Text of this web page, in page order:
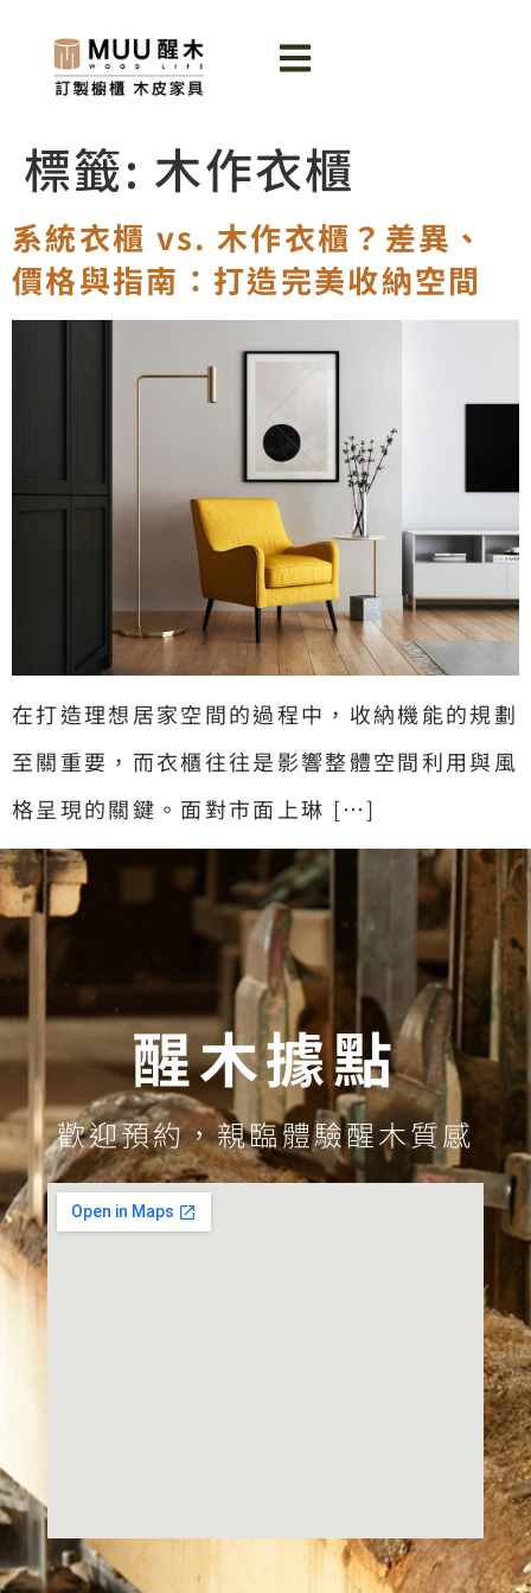
標籤: 木作衣櫃
系統衣櫃 vs. 木作衣櫃？差異、
價格與指南：打造完美收納空間
在打造理想居家空間的過程中，收納機能的規劃
至關重要，而衣櫃往往是影響整體空間利用與風
格呈現的關鍵。面對市面上琳 […]
醒木據點
歡迎預約，親臨體驗醒木質感